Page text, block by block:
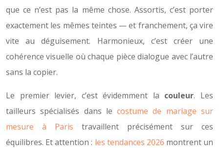
que ce n’est pas la même chose. Assortis, c’est porter
exactement les mêmes teintes — et franchement, ça vire
vite au déguisement. Harmonieux, c’est créer une
cohérence visuelle où chaque pièce dialogue avec l’autre
sans la copier.
Le premier levier, c’est évidemment la couleur. Les
tailleurs spécialisés dans lecostume de mariage sur
mesure à Paris travaillent précisément sur ces
équilibres. Et attention : les tendances 2026 montrent un